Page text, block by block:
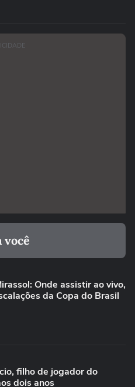
você
Onde assistir ao vivo,
da Copa do Brasil
filho de jogador do
dois anos